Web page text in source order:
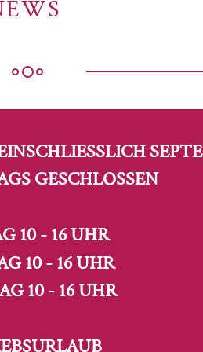
GESCHLOSSEN
10 - 16 UHR
10 - 16 UHR
10 - 16 UHR